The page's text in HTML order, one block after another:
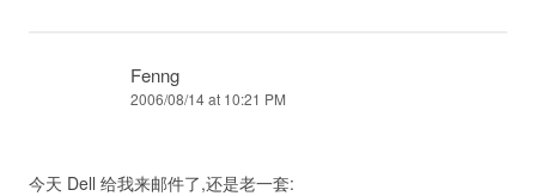
Fenng
2006/08/14 at 10:21 PM
今天 Dell 给我来邮件了,还是老一套: